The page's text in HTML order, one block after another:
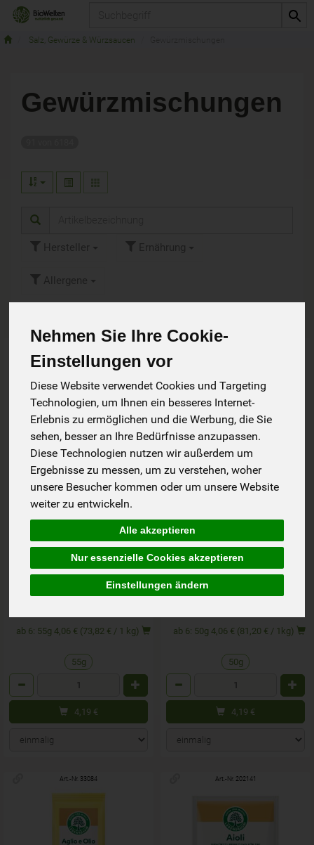
Nehmen Sie Ihre Cookie-
Einstellungen vor
Diese Website verwendet Cookies und Targeting
Technologien, um Ihnen ein besseres Internet-
Erlebnis zu ermöglichen und die Werbung, die Sie
sehen, besser an Ihre Bedürfnisse anzupassen.
Diese Technologien nutzen wir außerdem um
Ergebnisse zu messen, um zu verstehen, woher
unsere Besucher kommen oder um unsere Website
weiter zu entwickeln.
Alle akzeptieren
Nur essenzielle Cookies akzeptieren
Einstellungen ändern
Salz, Gewürze & Würzsaucen
Gewürzmischungen
Hersteller Ernährung
Allergene
5 Gewürze Pulver 55g
STN
4,19 € / 55g
ab 6: 55g 4,06 € (73,82 € / 1 kg)
55g
4,19 €
Adios Salz Mediterran
50g STN
4,19 € / 50g
ab 6: 50g 4,06 € (81,20 € / 1kg)
50g
4,19 €
Art.-Nr. 33084 Art.-Nr. 202141